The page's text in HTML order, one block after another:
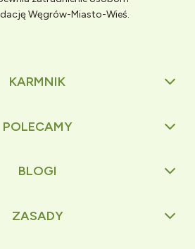
KARMNIK
POLECAMY
BLOGI
ZASADY
Węgrów-Miasto-Wieś.